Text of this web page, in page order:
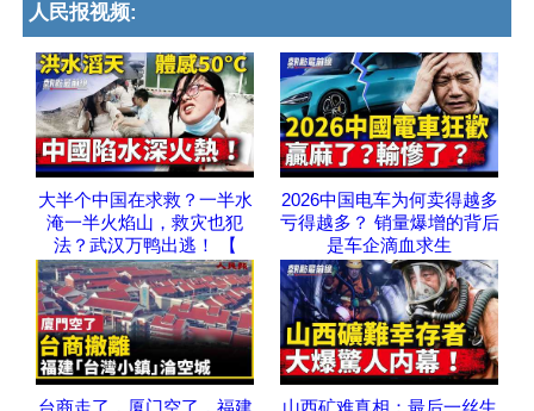
人民报视频:
大半个中国在求救？一半水
淹一半火焰山，救灾也犯
法？武汉万鸭出逃！ 【
2026中国电车为何卖得越多
亏得越多？ 销量爆增的背后
是车企滴血求生
台商走了，厦门空了，福建
山西矿难真相：最后一丝生